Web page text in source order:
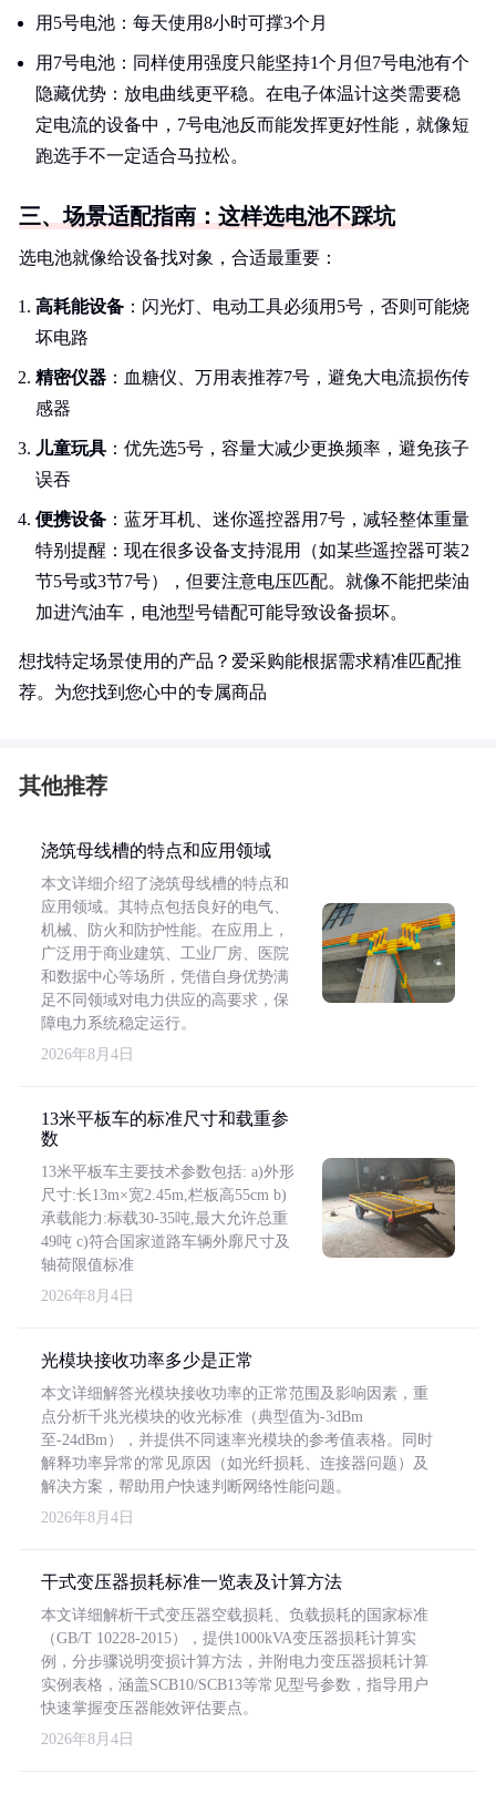
用5号电池：每天使用8小时可撑3个月
用7号电池：同样使用强度只能坚持1个月但7号电池有个
隐藏优势：放电曲线更平稳。在电子体温计这类需要稳
定电流的设备中，7号电池反而能发挥更好性能，就像短
跑选手不一定适合马拉松。
三、场景适配指南：这样选电池不踩坑
选电池就像给设备找对象，合适最重要：
高耗能设备 ：闪光灯、电动工具必须用5号，否则可能烧
坏电路
精密仪器 ：血糖仪、万用表推荐7号，避免大电流损伤传
感器
儿童玩具 ：优先选5号，容量大减少更换频率，避免孩子
误吞
便携设备 ：蓝牙耳机、迷你遥控器用7号，减轻整体重量
特别提醒：现在很多设备支持混用（如某些遥控器可装2
节5号或3节7号），但要注意电压匹配。就像不能把柴油
加进汽油车，电池型号错配可能导致设备损坏。
想找特定场景使用的产品？爱采购能根据需求精准匹配推
荐。为您找到您心中的专属商品
其他推荐
浇筑母线槽的特点和应用领域
本文详细介绍了浇筑母线槽的特点和
应用领域。其特点包括良好的电气、
机械、防火和防护性能。在应用上，
广泛用于商业建筑、工业厂房、医院
和数据中心等场所，凭借自身优势满
足不同领域对电力供应的高要求，保
障电力系统稳定运行。
2026年8月4日
13米平板车的标准尺寸和载重参
数
13米平板车主要技术参数包括: a)外形
尺寸:长13m×宽2.45m,栏板高55cm b)
承载能力:标载30-35吨,最大允许总重
49吨 c)符合国家道路车辆外廓尺寸及
轴荷限值标准
2026年8月4日
光模块接收功率多少是正常
本文详细解答光模块接收功率的正常范围及影响因素，重
点分析千兆光模块的收光标准（典型值为-3dBm
至-24dBm），并提供不同速率光模块的参考值表格。同时
解释功率异常的常见原因（如光纤损耗、连接器问题）及
解决方案，帮助用户快速判断网络性能问题。
2026年8月4日
干式变压器损耗标准一览表及计算方法
本文详细解析干式变压器空载损耗、负载损耗的国家标准
（GB/T 10228-2015），提供1000kVA变压器损耗计算实
例，分步骤说明变损计算方法，并附电力变压器损耗计算
实例表格，涵盖SCB10/SCB13等常见型号参数，指导用户
快速掌握变压器能效评估要点。
2026年8月4日